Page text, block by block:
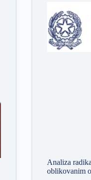
Analiza
oblikovanim